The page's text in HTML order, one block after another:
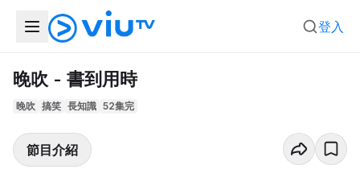
登入
晚吹 - 書到用時
晚吹 搞笑 長知識 52集完
節目介紹